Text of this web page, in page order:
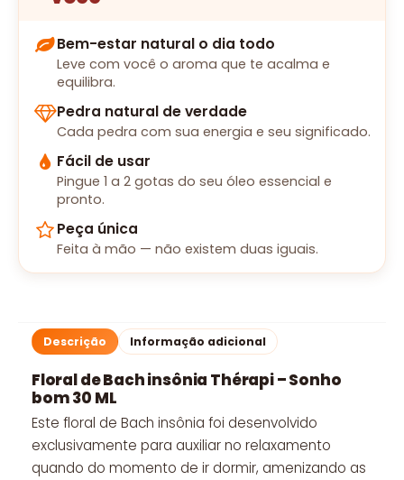
Bem-estar natural o dia todo
Leve com você o aroma que te acalma e
equilibra.
Pedra natural de verdade
Cada pedra com sua energia e seu significado.
Fácil de usar
Pingue 1 a 2 gotas do seu óleo essencial e
pronto.
Peça única
Feita à mão — não existem duas iguais.
Descrição Informação adicional
Floral de Bach insônia Thérapi – Sonho
bom 30 ML
Este floral de Bach insônia foi desenvolvido
exclusivamente para auxiliar no relaxamento
quando do momento de ir dormir, amenizando as